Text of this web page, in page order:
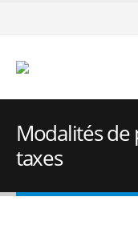
Modalités
taxes